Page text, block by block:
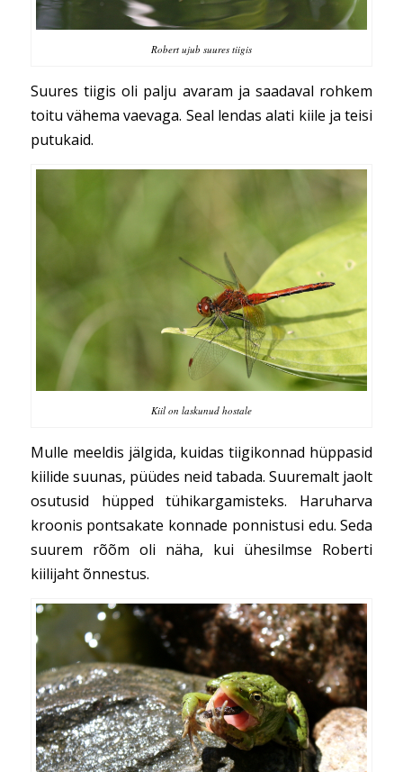
Robert ujub suures tiigis
Suures tiigis oli palju avaram ja saadaval rohkem
toitu vähema vaevaga. Seal lendas alati kiile ja teisi
putukaid.
Kiil on laskunud hostale
Mulle meeldis jälgida, kuidas tiigikonnad hüppasid
kiilide suunas, püüdes neid tabada. Suuremalt jaolt
osutusid hüpped tühikargamisteks. Haruharva
kroonis pontsakate konnade ponnistusi edu. Seda
suurem rõõm oli näha, kui ühesilmse Roberti
kiilijaht õnnestus.